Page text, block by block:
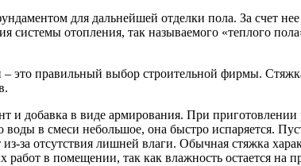
для дальнейшей отделки пола. За счет нее
системы отопления, так называемого «теплого
это правильный выбор строительной фирмы.
и добавка в виде армирования. При приготовлении
в смеси небольшое, она быстро испаряется.
за отсутствия лишней влаги. Обычная стяжка
в помещении, так как влажность остается на